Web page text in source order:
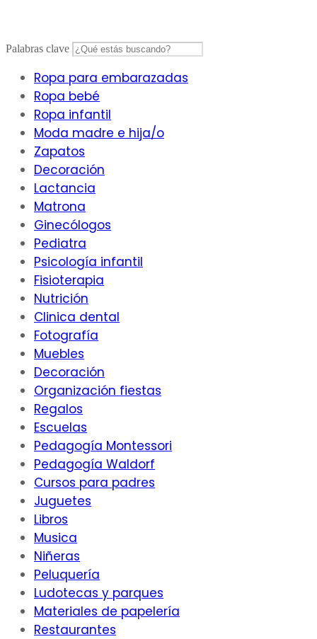
Palabras clave
Ropa para embarazadas
Ropa bebé
Ropa infantil
Moda madre e hija/o
Zapatos
Decoración
Lactancia
Matrona
Ginecólogos
Pediatra
Psicología infantil
Fisioterapia
Nutrición
Clinica dental
Fotografía
Muebles
Decoración
Organización fiestas
Regalos
Escuelas
Pedagogía Montessori
Pedagogía Waldorf
Cursos para padres
Juguetes
Libros
Musica
Niñeras
Peluquería
Ludotecas y parques
Materiales de papelería
Restaurantes